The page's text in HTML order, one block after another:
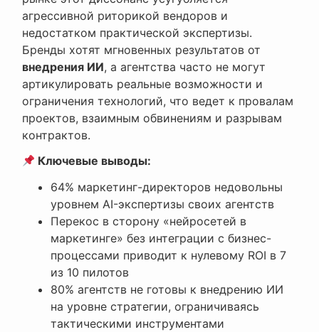
агрессивной риторикой вендоров и
недостатком практической экспертизы.
Бренды хотят мгновенных результатов от
внедрения ИИ, а агентства часто не могут
артикулировать реальные возможности и
ограничения технологий, что ведет к провалам
проектов, взаимным обвинениям и разрывам
контрактов.
Ключевые выводы:
64% маркетинг-директоров недовольны
уровнем AI-экспертизы своих агентств
Перекос в сторону «нейросетей в
маркетинге» без интеграции с бизнес-
процессами приводит к нулевому ROI в 7
из 10 пилотов
80% агентств не готовы к внедрению ИИ
на уровне стратегии, ограничиваясь
тактическими инструментами